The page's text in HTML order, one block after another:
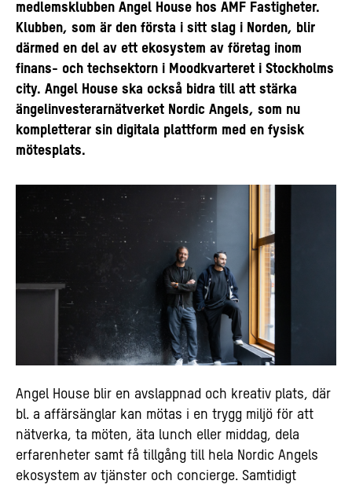
medlemsklubben Angel House hos AMF Fastigheter.
Klubben, som är den första i sitt slag i Norden, blir
därmed en del av ett ekosystem av företag inom
finans- och techsektorn i Moodkvarteret i Stockholms
city. Angel House ska också bidra till att stärka
ängelinvesterarnätverket Nordic Angels, som nu
kompletterar sin digitala plattform med en fysisk
mötesplats.
Angel House blir en avslappnad och kreativ plats, där
bl. a affärsänglar kan mötas i en trygg miljö för att
nätverka, ta möten, äta lunch eller middag, dela
erfarenheter samt få tillgång till hela Nordic Angels
ekosystem av tjänster och concierge. Samtidigt